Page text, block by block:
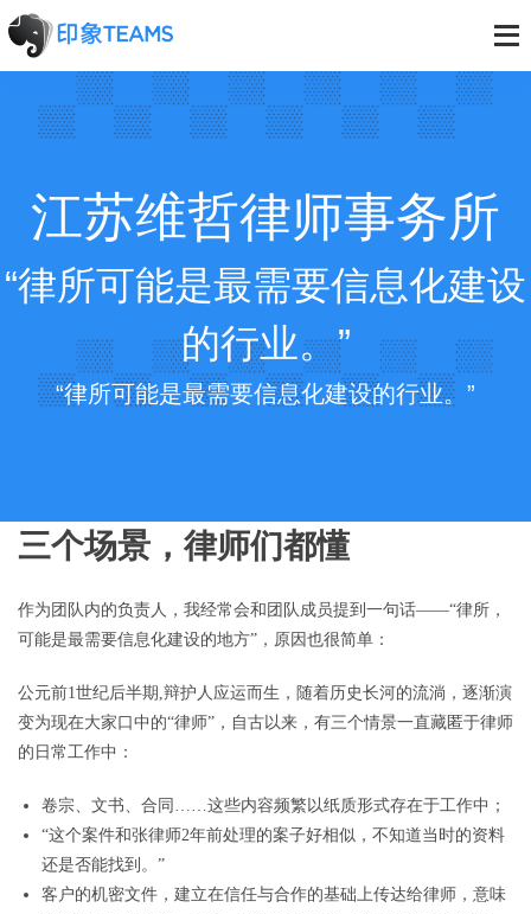
江苏维哲律师事务所
“律所可能是最需要信息化建设
的行业。”
“律所可能是最需要信息化建设的行业。”
三个场景，律师们都懂
作为团队内的负责人，我经常会和团队成员提到一句话——“律所，
可能是最需要信息化建设的地方”，原因也很简单：
公元前1世纪后半期,辩护人应运而生，随着历史长河的流淌，逐渐演
变为现在大家口中的“律师”，自古以来，有三个情景一直藏匿于律师
的日常工作中：
卷宗、文书、合同……这些内容频繁以纸质形式存在于工作中；
“这个案件和张律师2年前处理的案子好相似，不知道当时的资料
还是否能找到。”
客户的机密文件，建立在信任与合作的基础上传达给律师，意味